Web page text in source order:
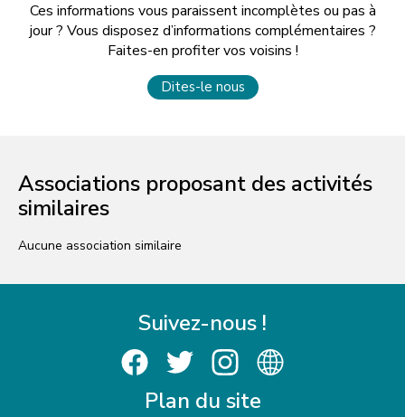
Ces informations vous paraissent incomplètes ou pas à
jour ? Vous disposez d’informations complémentaires ?
Faites-en profiter vos voisins !
Dites-le nous
Associations proposant des activités
similaires
Aucune association similaire
Suivez-nous !
Plan du site